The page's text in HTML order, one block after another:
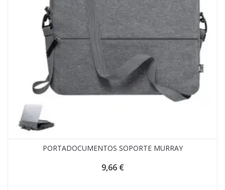
PORTADOCUMENTOS SOPORTE MURRAY
9,66 €